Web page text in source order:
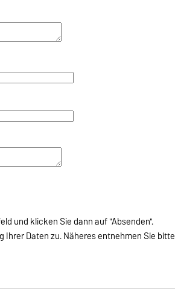
und klicken Sie dann auf "Absenden".
Daten zu. Näheres entnehmen Sie bitte